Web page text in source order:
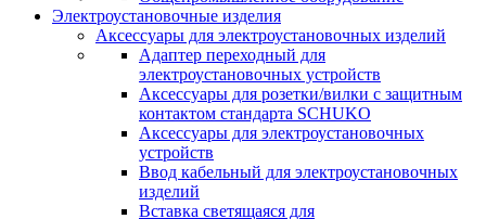
Электроустановочные изделия
Аксессуары для электроустановочных изделий
Адаптер переходный для
электроустановочных устройств
Аксессуары для розетки/вилки с защитным
контактом стандарта SCHUKO
Аксессуары для электроустановочных
устройств
Ввод кабельный для электроустановочных
изделий
Вставка светящаяся для